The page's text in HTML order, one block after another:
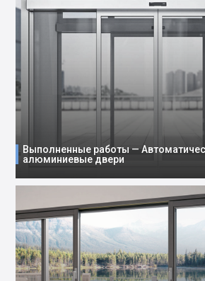
Выполненные работы —
алюминиевые двери